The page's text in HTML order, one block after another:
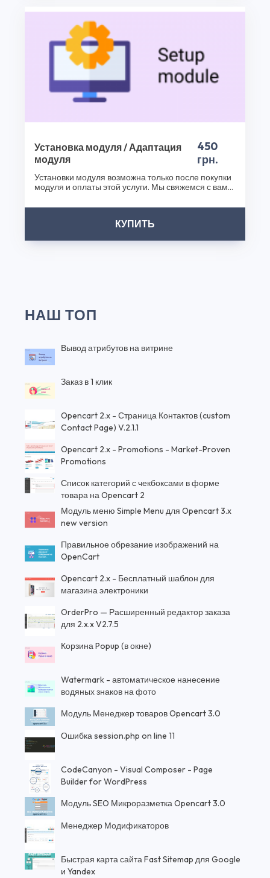
наших продуктов. Посетите наш интернет-магазин
плагинов уже сегодня и сделайте ваш бизнес еще
Спасибо, что выбрали CS50!
Установка модуля / Адаптация
модуля
450
грн.
Установки модуля возможна только после покупки
модуля и оплаты этой услуги. Мы свяжемся с вами
КУПИТЬ
НАШ ТОП
Вывод атрибутов на витрине
Заказ в 1 клик
Opencart 2.x - Страница Контактов (custom
Contact Page) V.2.1.1
Opencart 2.x - Promotions - Market-Proven
Promotions
Список категорий с чекбоксами в форме
товара на Opencart 2
Модуль меню Simple Menu для Opencart 3.x
new version
Правильное обрезание изображений на
OpenCart
Opencart 2.x - Бесплатный шаблон для
магазина электроники
OrderPro — Расширенный редактор заказа
для 2.x.x V2.7.5
Корзина Popup (в окне)
Watermark - автоматическое нанесение
водяных знаков на фото
Модуль Менеджер товаров Opencart 3.0
Ошибка session.php on line 11
CodeCanyon - Visual Composer - Page
Builder for WordPress
Модуль SEO Микроразметка Opencart 3.0
Менеджер Модификаторов
Быстрая карта сайта Fast Sitemap для Google
и Yandex